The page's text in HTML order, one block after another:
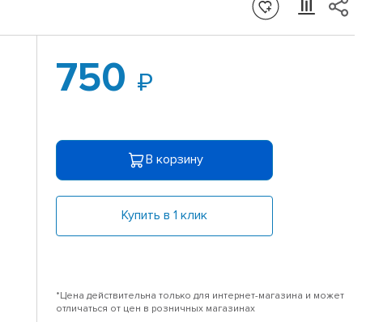
750
В корзину
Купить в 1 клик
*Цена действительна только для интернет-магазина и может
отличаться от цен в розничных магазинах